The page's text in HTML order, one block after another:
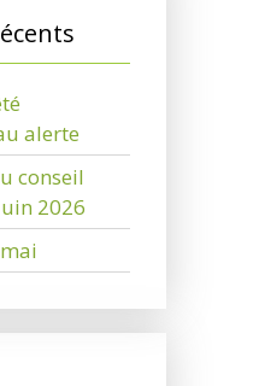
alerte
conseil
2026